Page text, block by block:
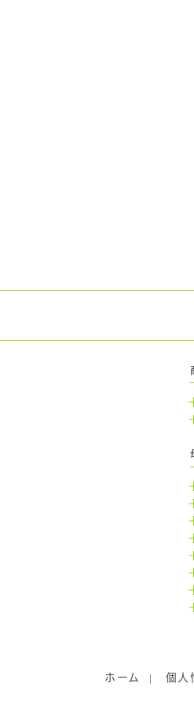
ホーム | 個人